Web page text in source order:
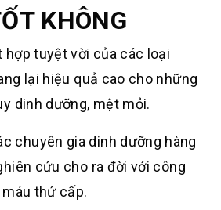
KHÔNG
hợp tuyệt vời của các loại
lại hiệu quả cao cho những
dinh dưỡng, mệt mỏi.
chuyên gia dinh dưỡng hàng
cứu cho ra đời với công
thứ cấp.